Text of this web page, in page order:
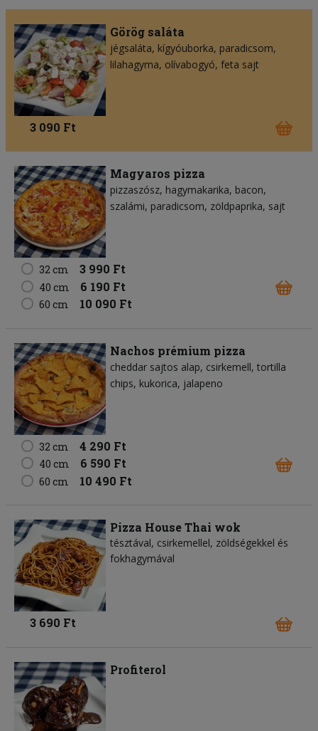
Görög saláta
jégsaláta kígyóuborka paradicsom
lilahagyma olívabogyó feta sajt
3 090 Ft
Magyaros pizza
pizzaszósz hagymakarika bacon
szalámi paradicsom zöldpaprika sajt
32 cm 3 990 Ft
40 cm 6 190 Ft
60 cm 10 090 Ft
Nachos prémium pizza
cheddar sajtos alap csirkemell tortilla
chips kukorica jalapeno
32 cm 4 290 Ft
40 cm 6 590 Ft
60 cm 10 490 Ft
Pizza House Thai wok
tésztával, csirkemellel, zöldségekkel és
fokhagymával
3 690 Ft
Profiterol